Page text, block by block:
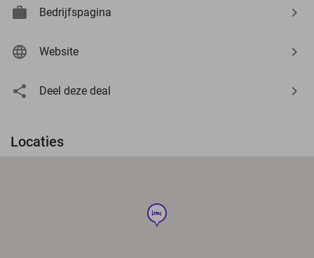
Bedrijfspagina
Website
Deel deze deal
Locaties
hotel